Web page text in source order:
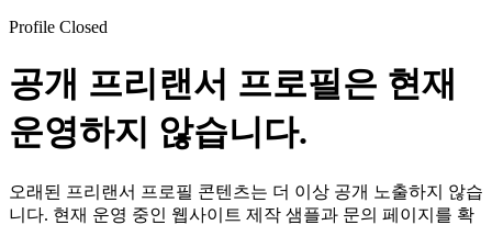
Profile Closed
공개 프리랜서 프로필은 현재
운영하지 않습니다.
오래된 프리랜서 프로필 콘텐츠는 더 이상 공개 노출하지 않습
니다. 현재 운영 중인 웹사이트 제작 샘플과 문의 페이지를 확